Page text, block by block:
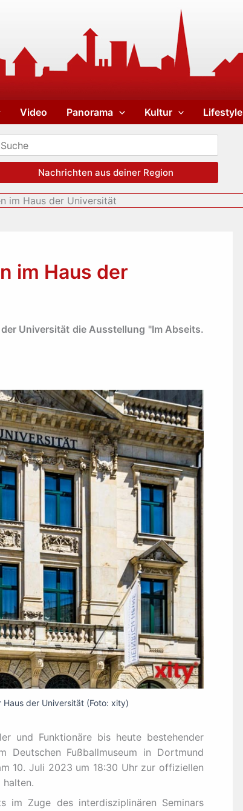
Video Panorama Kultur Lifestyle
Nachrichten aus deiner Region
im Haus der Universität
im Haus der
Universität die Ausstellung "Im Abseits.
der Universität (Foto: xity)
und Funktionäre bis heute bestehender
Deutschen Fußballmuseum in Dortmund
10. Juli 2023 um 18:30 Uhr zur offiziellen
im Zuge des interdisziplinären Seminars